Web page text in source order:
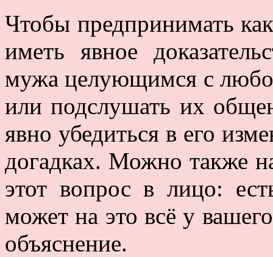
Чтобы предпринимать
иметь явное
мужа целующимся с
или подслушать их
явно убедиться в его
догадках. Можно также
этот вопрос в лицо:
может на это всё у
объяснение.